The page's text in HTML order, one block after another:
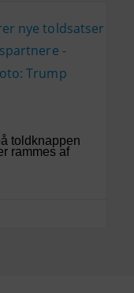
toldknappen
rammes af